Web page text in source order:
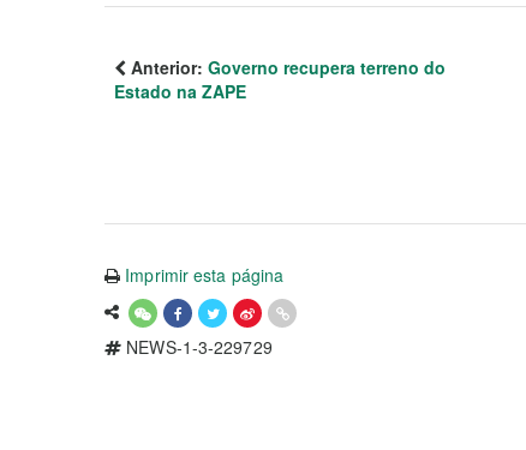
Anterior: Governo recupera terreno do
Estado na ZAPE
Imprimir esta página
NEWS-1-3-229729